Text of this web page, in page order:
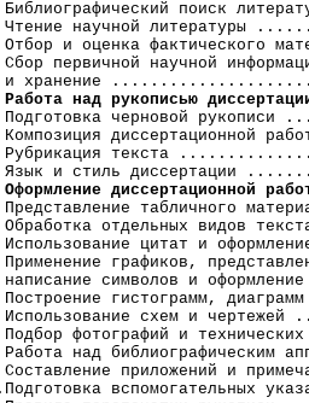
поиск
Чтение научной литературы
и оценка фактического
первичной научной
хранение
над рукописью
черновой рукописи
диссертационной
текста
и стиль диссертации
диссертационной
табличного
отдельных видов
цитат и
графиков,
символов и
Построение гистограмм,
Использование схем и чертежей
фотографий и
над библиографическим
Составление приложений и
вспомогательных